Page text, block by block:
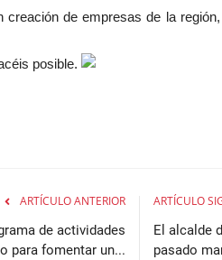
de empresas de la
posible.
ARTÍCULO ANTERIOR
de actividades
para fomentar un...
ARTÍCULO
El alcalde
pasado